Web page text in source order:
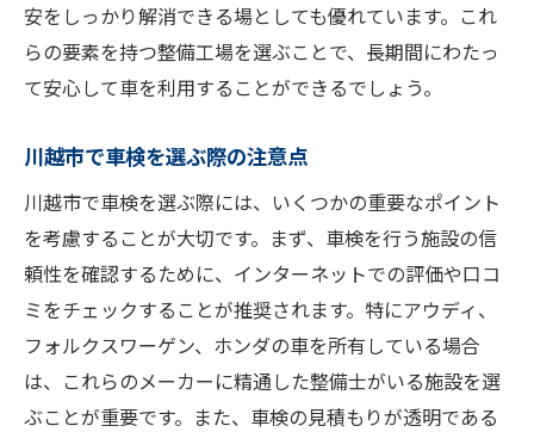
安をしっかり解消できる場としても優れています。これ
らの要素を持つ整備工場を選ぶことで、長期間にわたっ
て安心して車を利用することができるでしょう。
川越市で車検を選ぶ際の注意点
川越市で車検を選ぶ際には、いくつかの重要なポイント
を考慮することが大切です。まず、車検を行う施設の信
頼性を確認するために、インターネットでの評価や口コ
ミをチェックすることが推奨されます。特にアウディ、
フォルクスワーゲン、ホンダの車を所有している場合
は、これらのメーカーに精通した整備士がいる施設を選
ぶことが重要です。また、車検の見積もりが透明である